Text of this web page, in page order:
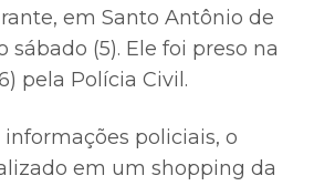
em Santo Antônio de
sábado (5). Ele foi preso na
pela Polícia Civil.
policiais, o
em um shopping da